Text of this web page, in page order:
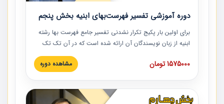
دوره آموزشی تفسیر فهرست‌بهای ابنیه بخش پنجم
برای اولین بار پکیج تکرار نشدنی تفسیر جامع فهرست بها رشته
ابنیه از زبان نویسندگان آن ارائه شده است که در آن تک تک
ردیف ها و مطالب فهرست بها تفسیر و ارائه شده است. این
دوره به صورت کامل تصویری بوده و به همراه تصاویر عملیات
دوره با کلام مهندس علیرضاحسین‌زاده مدیر پروژه مهندسی
مشاور در امر بازنگری فهرست بها رشته ابنیه ارائه شده و به تمام
1575000 تومان مشاهده دوره